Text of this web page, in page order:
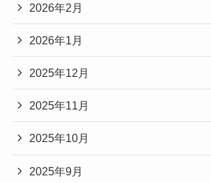
2026年2月
2026年1月
2025年12月
2025年11月
2025年10月
2025年9月